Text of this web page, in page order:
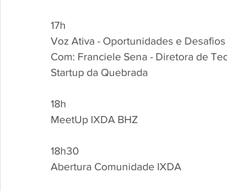
17h
Voz Ativa - Oportunidades e
Com: Franciele Sena - Diretora de
Startup da Quebrada
18h
MeetUp IXDA BHZ
18h30
Abertura Comunidade IXDA